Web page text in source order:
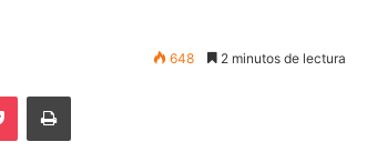
648 2 minutos de lectura
Pocket Imprimir